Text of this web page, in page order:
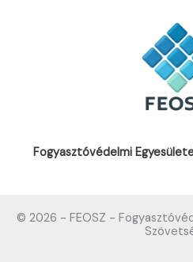
Fogyasztóvédelmi
© 2026 - FEOSZ -